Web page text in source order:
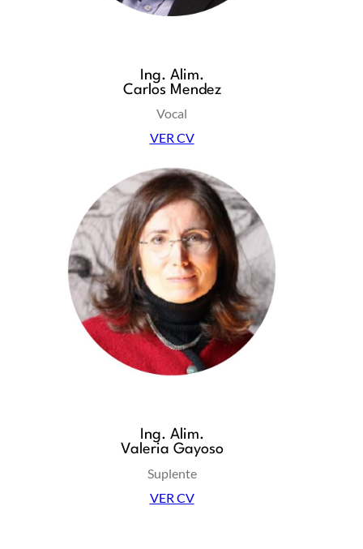
Ing. Alim.
Carlos Mendez
Vocal
VER CV
Ing. Alim.
Valeria Gayoso
Suplente
VER CV